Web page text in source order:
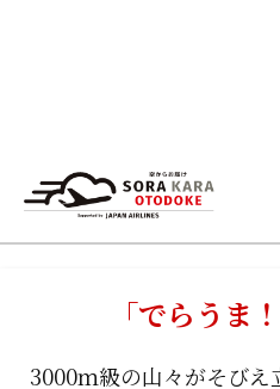
「でらうま
3000ｍ級の山々がそび